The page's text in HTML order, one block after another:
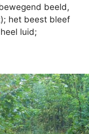
beeld,
het beest bleef
luid;